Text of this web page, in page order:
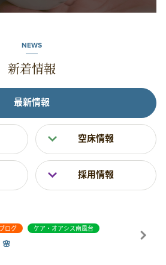
新着情報
NEWS
最新情報
空床情報
採用情報
ブログ ケア・オアシス南風台